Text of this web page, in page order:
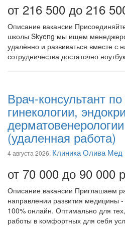
от 216 500 до 216
Описание вакансии
школы Skyeng мы ищем
удалённо и развиваться вместе с
сотрудничества достаточно
Врач-консультант
гинекологии,
дерматовенерологии
(удаленная работа)
4 августа 2026, Клиника Олива Мед
от 70 000 до 90 000
Описание вакансии Приглашаем
направлении развития медицины
100% онлайн. Оптимально для
работы в комфортных для себя